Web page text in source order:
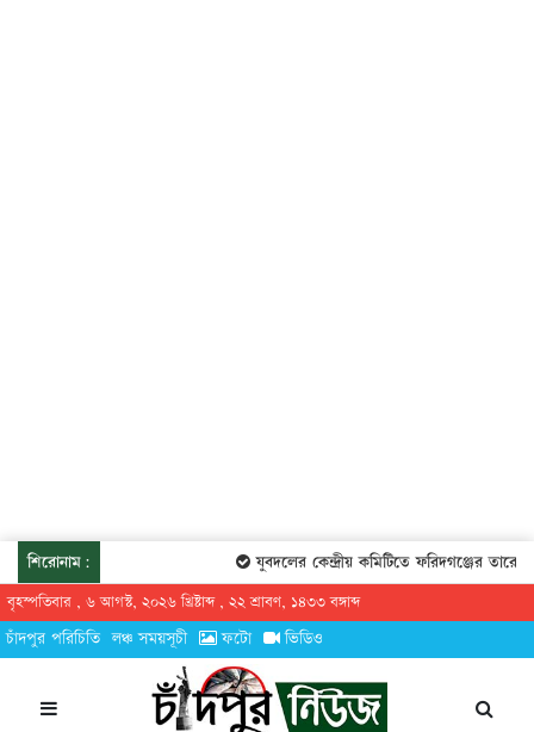
শিরোনাম: যুবদলের কেন্দ্রীয় কমিটিতে ফরিদগঞ্জের তারেকুর
বৃহস্পতিবার , ৬ আগস্ট, ২০২৬ খ্রিষ্টাব্দ , ২২ শ্রাবণ, ১৪৩৩ বঙ্গাব্দ
চাঁদপুর পরিচিতি লঞ্চ সময়সূচী ফটো ভিডিও